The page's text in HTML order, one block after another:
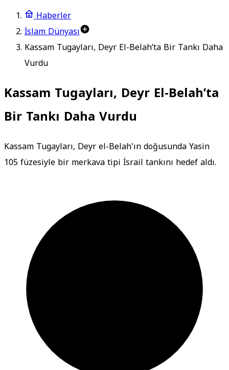
Haberler
İslam Dünyası
Kassam Tugayları, Deyr El-Belah’ta Bir Tankı Daha
Vurdu
Kassam Tugayları, Deyr El-Belah’ta
Bir Tankı Daha Vurdu
Kassam Tugayları, Deyr el-Belah'ın doğusunda Yasin
105 füzesiyle bir merkava tipi İsrail tankını hedef aldı.